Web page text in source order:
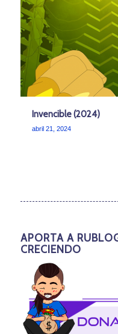
Invencible (2024)
abril 21, 2024
APORTA A
CRECIENDO